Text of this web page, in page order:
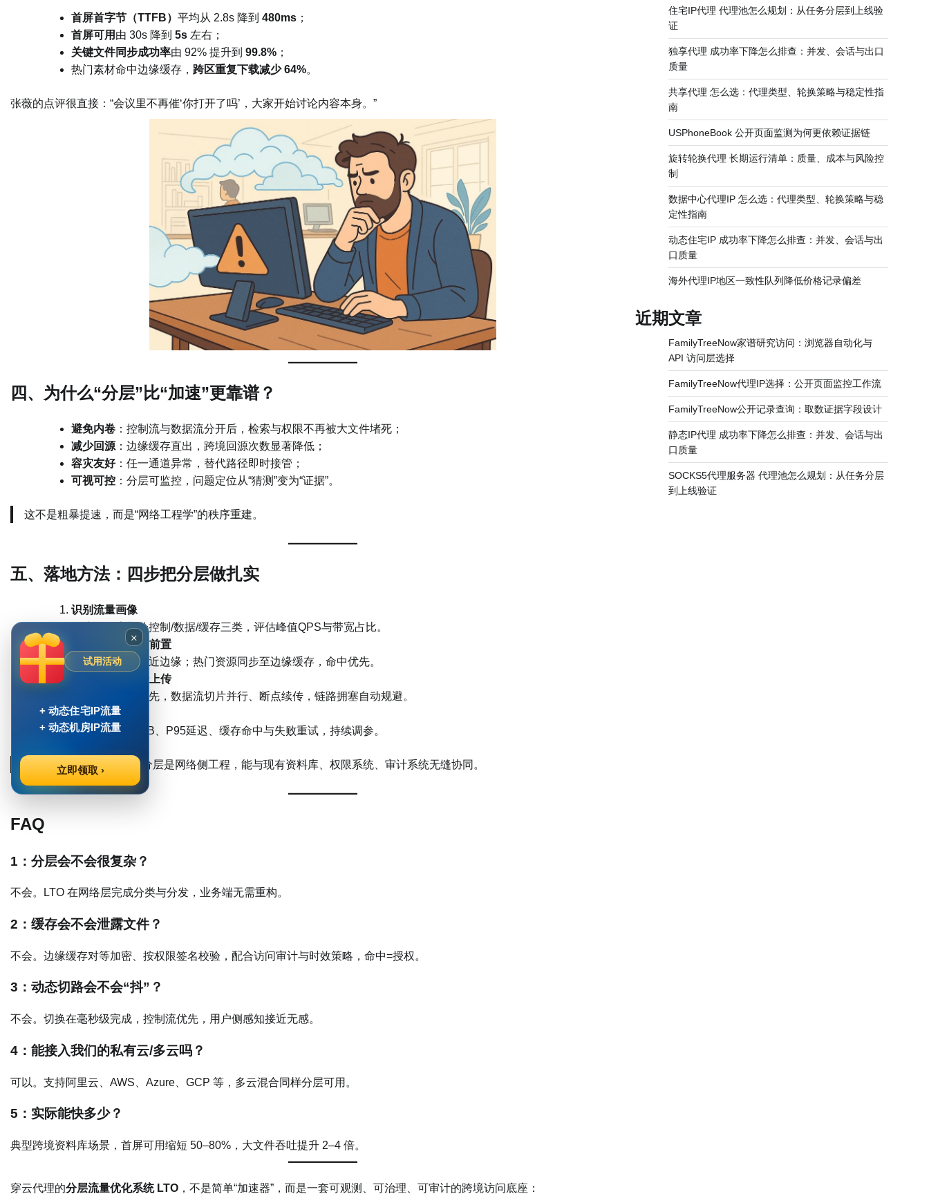
首屏首字节（TTFB） 平均从 2.8s 降到 480ms ；
首屏可用 由 30s 降到 5s 左右；
关键文件同步成功率由 92% 提升到 99.8% ；
热门素材命中边缘缓存， 跨区重复下载减少 64%。
张薇的点评很直接：“会议里不再催‘你打开了吗’，大家开始讨论内容本身。”
四、为什么“分层”比“加速”更靠谱？
避免内卷 ：控制流与数据流分开后，检索与权限不再被大文件堵死；
减少回源 ：边缘缓存直出，跨境回源次数显著降低；
容灾友好：任一通道异常，替代路径即时接管；
可视可控 ：分层可监控，问题定位从“猜测”变为“证据”。
这不是粗暴提速，而是“网络工程学”的秩序重建。
五、落地方法：四步把分层做扎实
识别流量画像
按访问日志划分控制/数据/缓存三类，评估峰值QPS与带宽占比。
就近接入 + 边缘前置
海外同事接入最近边缘；热门资源同步至边缘缓存，命中优先。
动态选路 + 并行上传
控制流低RTT优先，数据流切片并行、断点续传，链路拥塞自动规避。
观测与调优
按地区对比TTFB、P95延迟、缓存命中与失败重试，持续调参。
不改业务代码，改“路”。分层是网络侧工程，能与现有资料库、权限系统、审计系统无缝协同。
FAQ
1：分层会不会很复杂？
不会。LTO 在网络层完成分类与分发，业务端无需重构。
2：缓存会不会泄露文件？
不会。边缘缓存对等加密、按权限签名校验，配合访问审计与时效策略，命中=授权。
3：动态切路会不会“抖”？
不会。切换在毫秒级完成，控制流优先，用户侧感知接近无感。
4：能接入我们的私有云/多云吗？
可以。支持阿里云、AWS、Azure、GCP 等，多云混合同样分层可用。
5：实际能快多少？
典型跨境资料库场景，首屏可用缩短 50–80%，大文件吞吐提升 2–4 倍。
穿云代理的分层流量优化系统 LTO ，不是简单“加速器”，而是一套可观测、可治理、可审计的跨境访问底座：
住宅IP代理 代理池怎么规划：从任务分层到上线验
证
独享代理 成功率下降怎么排查：并发、会话与出口
质量
共享代理 怎么选：代理类型、轮换策略与稳定性指
南
USPhoneBook 公开页面监测为何更依赖证据链
旋转轮换代理 长期运行清单：质量、成本与风险控
制
数据中心代理IP 怎么选：代理类型、轮换策略与稳
定性指南
动态住宅IP 成功率下降怎么排查：并发、会话与出
口质量
海外代理IP地区一致性队列降低价格记录偏差
近期文章
FamilyTreeNow家谱研究访问：浏览器自动化与
API 访问层选择
FamilyTreeNow代理IP选择：公开页面监控工作流
FamilyTreeNow公开记录查询：取数证据字段设计
静态IP代理 成功率下降怎么排查：并发、会话与出
口质量
SOCKS5代理服务器 代理池怎么规划：从任务分层
到上线验证
×
试用活动
+ 动态住宅IP流量
+ 动态机房IP流量
立即领取 ›